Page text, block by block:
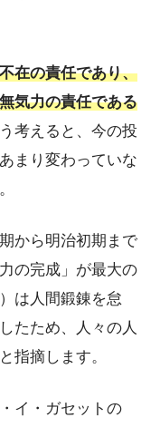
在の責任であり、
気力の責任である
考えると、今の投
まり変わっていな
から明治初期まで
の完成」が最大の
は人間鍛錬を怠
たため、人々の人
指摘します。
イ・ガセットの